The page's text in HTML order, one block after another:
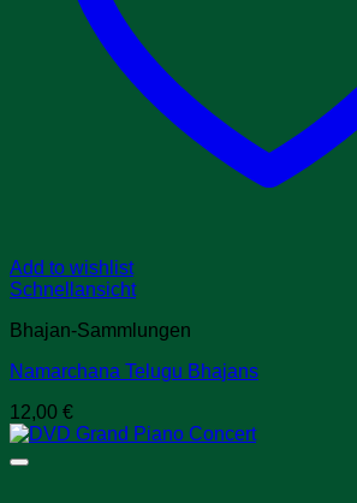
Add to wishlist
Schnellansicht
Bhajan-Sammlungen
Namarchana Telugu Bhajans
12,00 €